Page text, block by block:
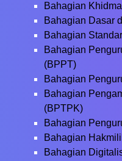
Bahagian
Bahagian Dasar
Bahagian
Bahagian
(BPPT)
Bahagian
Bahagian
(BPTPK)
Bahagian
Bahagian
Bahagian